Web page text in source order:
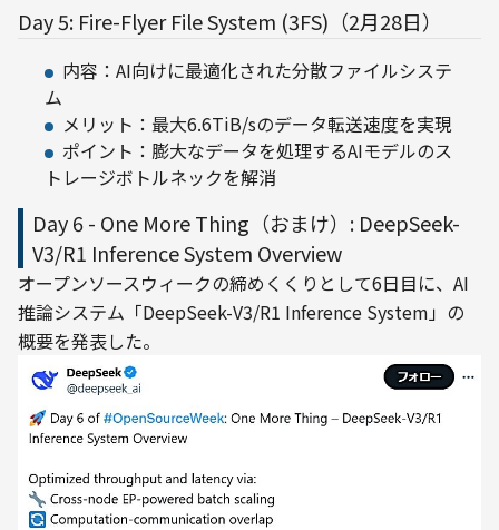
Day 5: Fire-Flyer File System (3FS)（2月28日）
内容：AI向けに最適化された分散ファイルシステ
ム
メリット：最大6.6TiB/sのデータ転送速度を実現
ポイント：膨大なデータを処理するAIモデルのス
トレージボトルネックを解消
Day 6 - One More Thing（おまけ）: DeepSeek-
V3/R1 Inference System Overview
オープンソースウィークの締めくくりとして6日目に、AI
推論システム「DeepSeek-V3/R1 Inference System」の
概要を発表した。